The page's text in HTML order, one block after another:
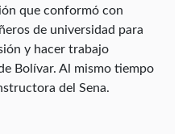
que conformó con
de universidad para
y hacer trabajo
Bolívar. Al mismo tiempo
del Sena.